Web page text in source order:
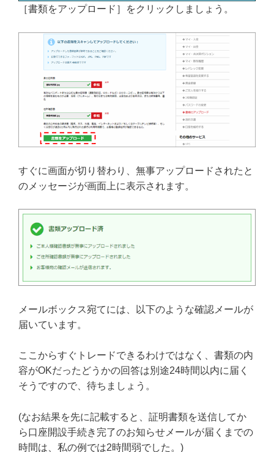
［書類をアップロード］をクリックしましょう。
すぐに画面が切り替わり、無事アップロードされたと
のメッセージが画面上に表示されます。
メールボックス宛てには、以下のような確認メールが
届いています。
ここからすぐトレードできるわけではなく、書類の内
容がOKだったどうかの回答は別途24時間以内に届く
そうですので、待ちましょう。
(なお結果を先に記載すると、証明書類を送信してか
ら口座開設手続き完了のお知らせメールが届くまでの
時間は、私の例では2時間弱でした。)